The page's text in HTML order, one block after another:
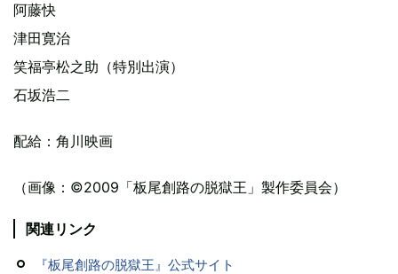
阿藤快
津田寛治
笑福亭松之助（特別出演）
石坂浩二
配給：角川映画
（画像：©2009「板尾創路の脱獄王」製作委員会）
関連リンク
『板尾創路の脱獄王』公式サイト